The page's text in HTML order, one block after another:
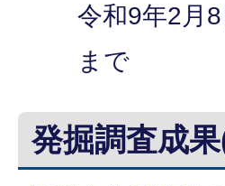
令和9年2月
まで
発掘調査成